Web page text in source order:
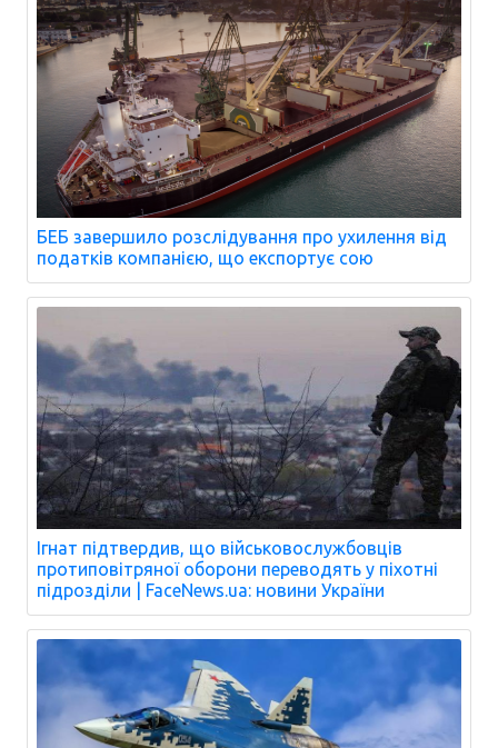
БЕБ завершило розслідування про ухилення від
податків компанією, що експортує сою
Ігнат підтвердив, що військовослужбовців
протиповітряної оборони переводять у піхотні
підрозділи | FaceNews.ua: новини України